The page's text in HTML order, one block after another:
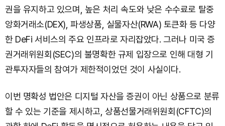
권을 유지하고 있으며, 높은 처리 속도와 낮은 수수료로 탈중
앙화거래소(DEX), 파생상품, 실물자산(RWA) 토큰화 등 다양
한 DeFi 서비스의 주요 인프라로 자리잡았다. 그러나 미국 증
권거래위원회(SEC)의 불명확한 규제 입장으로 인해 대형 기
관투자자들의 참여가 제한적이었던 것이 사실이다.
이번 명확성 법안은 디지털 자산을 증권이 아닌 상품으로 분류
할 수 있는 기준을 제시하고, 상품선물거래위원회(CFTC)의